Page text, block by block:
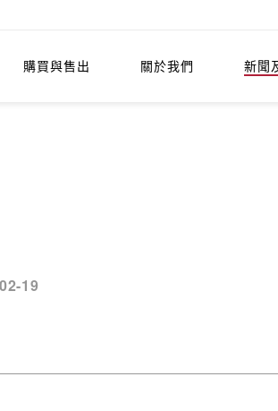
購買與售出 關於我們 新聞
19